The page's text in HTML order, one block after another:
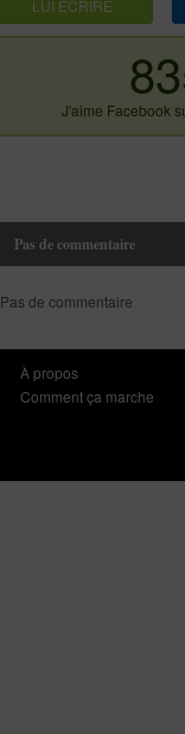
LUI ECRIRE
J'aime Facebook
Pas de commentaire
Pas de commentaire
À propos
Comment ça marche